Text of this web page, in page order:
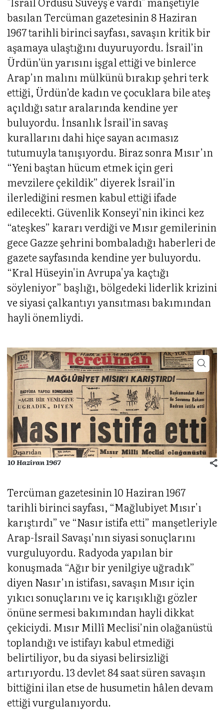
basılan Tercüman gazetesinin 8 Haziran
1967 tarihli birinci sayfası, savaşın kritik bir
aşamaya ulaştığını duyuruyordu. İsrail’in
Ürdün’ün yarısını işgal ettiği ve binlerce
Arap’ın malını mülkünü bırakıp şehri terk
ettiği, Ürdün’de kadın ve çocuklara bile ateş
açıldığı satır aralarında kendine yer
buluyordu. İnsanlık İsrail’in savaş
kurallarını dahi hiçe sayan acımasız
tutumuyla tanışıyordu. Biraz sonra Mısır’ın
“Yeni baştan hücum etmek için geri
mevzilere çekildik” diyerek İsrail’in
ilerlediğini resmen kabul ettiği ifade
edilecekti. Güvenlik Konseyi’nin ikinci kez
“ateşkes” kararı verdiği ve Mısır gemilerinin
gece Gazze şehrini bombaladığı haberleri de
gazete sayfasında kendine yer buluyordu.
“Kral Hüseyin'in Avrupa'ya kaçtığı
söyleniyor” başlığı, bölgedeki liderlik krizini
ve siyasi çalkantıyı yansıtması bakımından
hayli önemliydi.
10 Haziran 1967
Tercüman gazetesinin 10 Haziran 1967
tarihli birinci sayfası, “Mağlubiyet Mısır'ı
karıştırdı” ve “Nasır istifa etti” manşetleriyle
Arap-İsrail Savaşı’nın siyasi sonuçlarını
vurguluyordu. Radyoda yapılan bir
konuşmada “Ağır bir yenilgiye uğradık”
diyen Nasır’ın istifası, savaşın Mısır için
yıkıcı sonuçlarını ve iç karışıklığı gözler
önüne sermesi bakımından hayli dikkat
çekiciydi. Mısır Millî Meclisi’nin olağanüstü
toplandığı ve istifayı kabul etmediği
belirtiliyor, bu da siyasi belirsizliği
artırıyordu. 13 devlet 84 saat süren savaşın
bittiğini ilan etse de husumetin hâlen devam
ettiği vurgulanıyordu.